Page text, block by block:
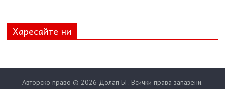
Харесайте ни
Авторско право © 2026 Долап БГ. Всички права запазени.